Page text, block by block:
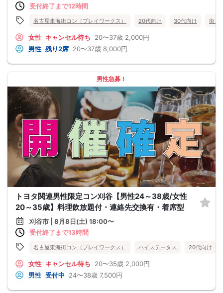
受付終了まで12時間
名古屋東海街コン（プレイワークス） 20代向け 30代向け 街コ
女性 キャンセル待ち 20〜37歳 2,000円
男性 残り2席 20〜37歳 8,000円
男性急募！
トヨタ関連男性限定コン刈谷【男性24～38歳/女性
20～35歳】料理飲放題付・連絡先交換有・着席型
刈谷市 | 8月8日(土) 18:00〜
受付終了まで13時間
名古屋東海街コン（プレイワークス） ハイステータス 20代向け
女性 キャンセル待ち 20〜35歳 2,000円
男性 受付中 24〜38歳 7,500円